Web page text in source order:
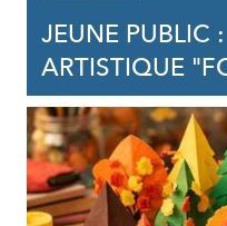
JEUNE PUBLIC
ARTISTIQUE